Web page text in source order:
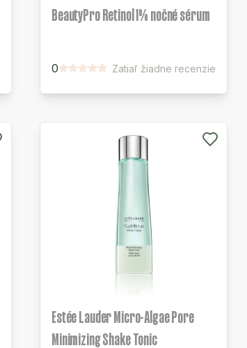
BeautyPro Retinol 1% nočné sérum
0 Zatiaľ žiadne recenzie
Estée Lauder Micro-Algae Pore
Minimizing Shake Tonic